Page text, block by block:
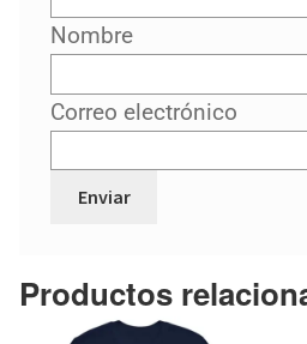
Nombre
Correo electrónico
Productos